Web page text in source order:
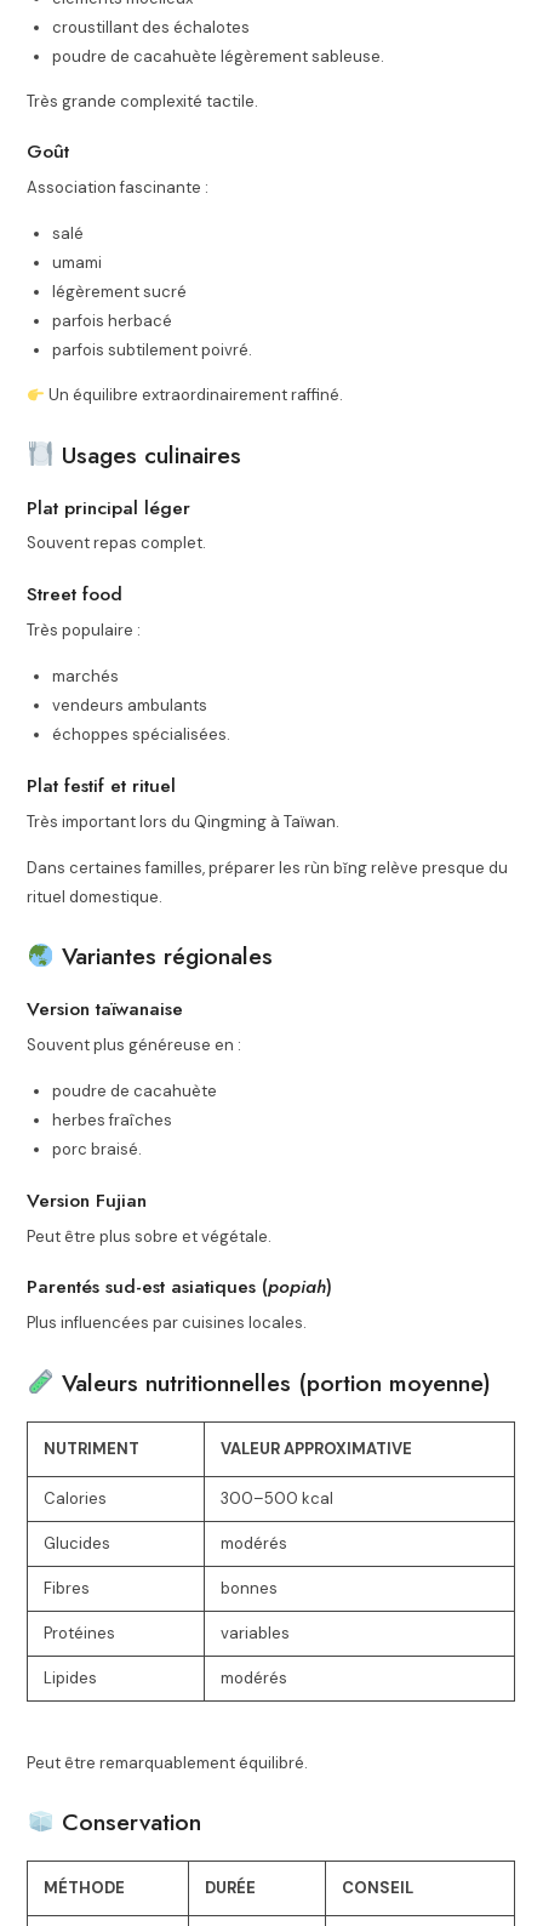
croustillant des échalotes
poudre de cacahuète légèrement sableuse.
Très grande complexité tactile.
Goût
Association fascinante :
salé
umami
légèrement sucré
parfois herbacé
parfois subtilement poivré.
Un équilibre extraordinairement raffiné.
Usages culinaires
Plat principal léger
Souvent repas complet.
Street food
Très populaire :
marchés
vendeurs ambulants
échoppes spécialisées.
Plat festif et rituel
Très important lors du Qingming à Taïwan.
Dans certaines familles, préparer les rùn bǐng relève presque du
rituel domestique.
Variantes régionales
Version taïwanaise
Souvent plus généreuse en :
poudre de cacahuète
herbes fraîches
porc braisé.
Version Fujian
Peut être plus sobre et végétale.
Parentés sud-est asiatiques (popiah)
Plus influencées par cuisines locales.
Valeurs nutritionnelles (portion moyenne)
NUTRIMENT VALEUR APPROXIMATIVE
Calories 300–500 kcal
Glucides modérés
Fibres bonnes
Protéines variables
Lipides modérés
Peut être remarquablement équilibré.
Conservation
MÉTHODE DURÉE CONSEIL